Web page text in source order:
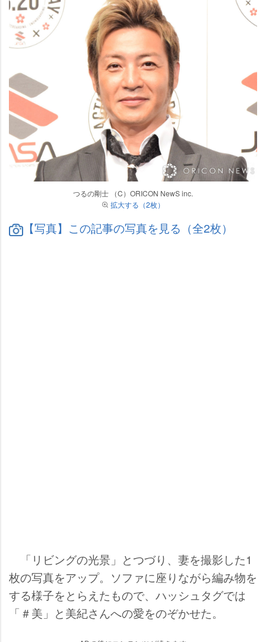
つるの剛士 （C）ORICON NewS inc.
拡大する（2枚）
【写真】この記事の写真を見る（全2枚）
「リビングの光景」とつづり、妻を撮影した1
枚の写真をアップ。ソファに座りながら編み物を
する様子をとらえたもので、ハッシュタグでは
「＃美」と美紀さんへの愛をのぞかせた。